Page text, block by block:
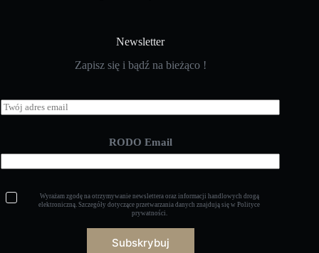
Newsletter
Zapisz się i bądź na bieżąco !
E
m
l
RODO Email
R
O
Wyrażam zgodę na otrzymywanie newslettera oraz informacji handlowych drogą
elektroniczną. Szczegóły dotyczące przetwarzania danych znajdują się wPolityce
prywatności.
Subskrybuj